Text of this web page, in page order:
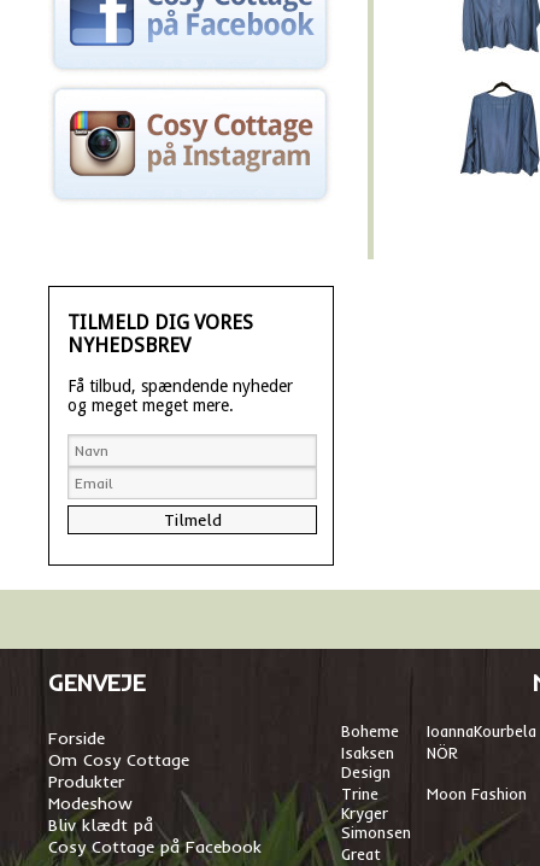
TILMELD DIG VORES
NYHEDSBREV
Få tilbud, spændende nyheder
og meget meget mere.
GENVEJE
Forside
Om Cosy Cottage
Produkter
Modeshow
Bliv klædt på
Cosy Cottage på Facebook
Boheme IoannaKourbela
Isaksen
Design
NÖR
Trine
Kryger
Simonsen
Moon Fashion
Great